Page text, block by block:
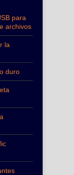
para
archivos
la
duro